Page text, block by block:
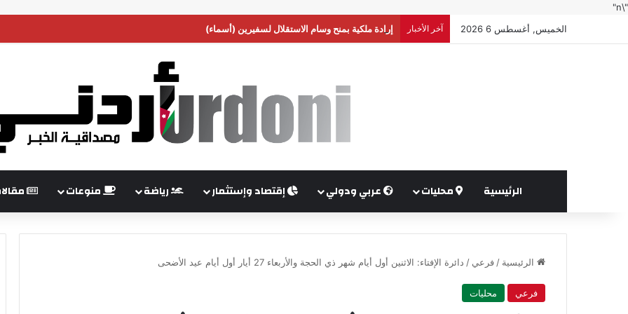
"\n"
الخميس, أغسطس 6 2026
آخر الأخبار إرادة ملكية بمنح وسام الاستقلال لسفيرين (أسماء)
الرئيسية محليات عربي ودولي إقتصاد وإستثمار رياضة منوعات
الرئيسية / فرعي / دائرة الإفتاء: الاثنين أول أيام شهر ذي الحجة والأربعاء 27 أيار أول أيام عيد الأضحى
فرعي محليات